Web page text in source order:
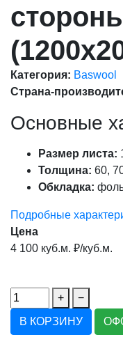
Категория: Baswool
Страна-
Основные
Размер листа:
Толщина: 60,
Обкладка:
Подробные
Цена
4 100 куб.м. ₽/куб.м.
+
−
В КОРЗИНУ